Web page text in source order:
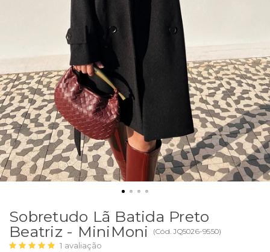
Sobretudo Lã Batida Preto
Beatriz - MiniMoni
(Cód.JQ5026-9550)
1 avaliação